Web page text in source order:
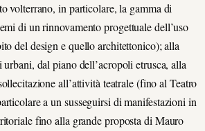
volterrano, in particolare, la gamma di
di un rinnovamento progettuale dell’uso
del design e quello architettonico); alla
dal piano dell’acropoli etrusca, alla
all’attività teatrale (fino al Teatro
a un susseguirsi di manifestazioni in
fino alla grande proposta di Mauro